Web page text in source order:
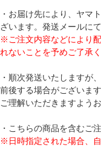
・お届け先により、ヤマ
ざいます。発送メールに
※ご注文内容などにより
れないことを予めご了承く
・順次発送いたしますが
前後する場合がございます
ご理解いただきますよう
・こちらの商品を含むご
※日時指定された場合、